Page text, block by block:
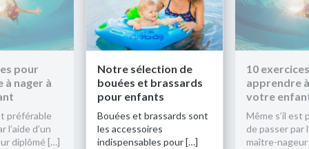
pour
nager à
préférable
l’aide d’un
diplômé […]
Notre sélection de
bouées et brassards
pour enfants
Bouées et brassards sont
les accessoires
indispensables pour […]
10
apprendre
votre
Même s’il est
de passer par
maître-